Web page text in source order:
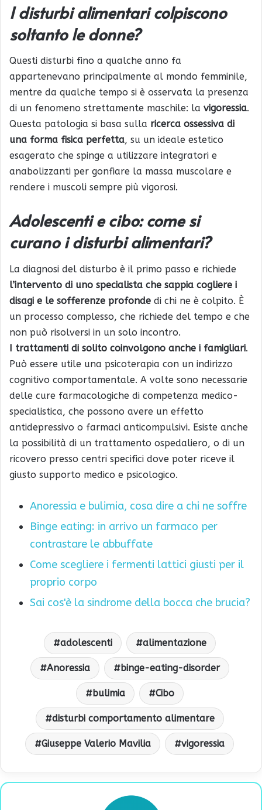
I disturbi alimentari colpiscono
soltanto le donne?
Questi disturbi fino a qualche anno fa
appartenevano principalmente al mondo femminile,
mentre da qualche tempo si è osservata la presenza
di un fenomeno strettamente maschile: la vigoressia.
Questa patologia si basa sulla ricerca ossessiva di
una forma fisica perfetta, su un ideale estetico
esagerato che spinge a utilizzare integratori e
anabolizzanti per gonfiare la massa muscolare e
rendere i muscoli sempre più vigorosi.
Adolescenti e cibo: come si
curano i disturbi alimentari?
La diagnosi del disturbo è il primo passo e richiede
l’intervento di uno specialista che sappia cogliere i
disagi e le sofferenze profonde di chi ne è colpito. È
un processo complesso, che richiede del tempo e che
non può risolversi in un solo incontro.
I trattamenti di solito coinvolgono anche i famigliari.
Può essere utile una psicoterapia con un indirizzo
cognitivo comportamentale. A volte sono necessarie
delle cure farmacologiche di competenza medico-
specialistica, che possono avere un effetto
antidepressivo o farmaci anticompulsivi. Esiste anche
la possibilità di un trattamento ospedaliero, o di un
ricovero presso centri specifici dove poter riceve il
giusto supporto medico e psicologico.
Anoressia e bulimia, cosa dire a chi ne soffre
Binge eating: in arrivo un farmaco per
contrastare le abbuffate
Come scegliere i fermenti lattici giusti per il
proprio corpo
Sai cos'è la sindrome della bocca che brucia?
adolescenti alimentazione
Anoressia binge-eating-disorder
bulimia Cibo
disturbi comportamento alimentare
Giuseppe Valerio Mavilia vigoressia